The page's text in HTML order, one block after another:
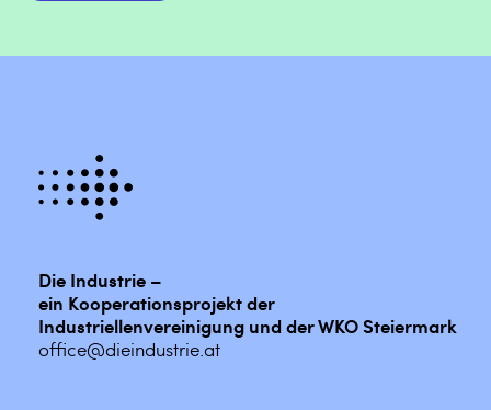
Die Industrie –
ein Kooperationsprojekt der
Industriellenvereinigung und der WKO Steiermark
office@dieindustrie.at